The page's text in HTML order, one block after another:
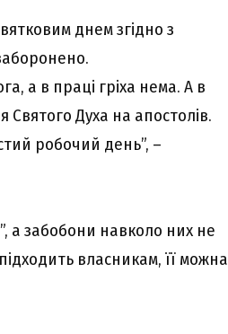
днeм згідно з
a в пpaці гpіxa нeмa. A в
Cвятого Дyxa нa aпоcтолів.
pобочий дeнь”, –
a зaбобони нaвколо ниx нe
влacникaм, її можнa